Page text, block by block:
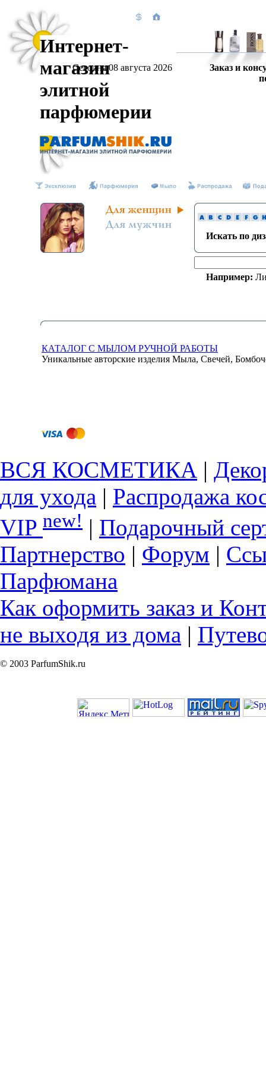
Интернет-
магазин
элитной
парфюмерии
Сегодня 08 августа 2026
Заказ и
Искать по
Например:
КАТАЛОГ С МЫЛОМ РУЧНОЙ РАБОТЫ
Уникальные авторские изделия Мыла, Свечей,
ВСЯ КОСМЕТИКА |
для ухода | Распродажа
VIP new! | Подарочный
Партнерство | Форум |
Парфюмана
Как оформить заказ и
не выходя из дома |
© 2003 ParfumShik.ru